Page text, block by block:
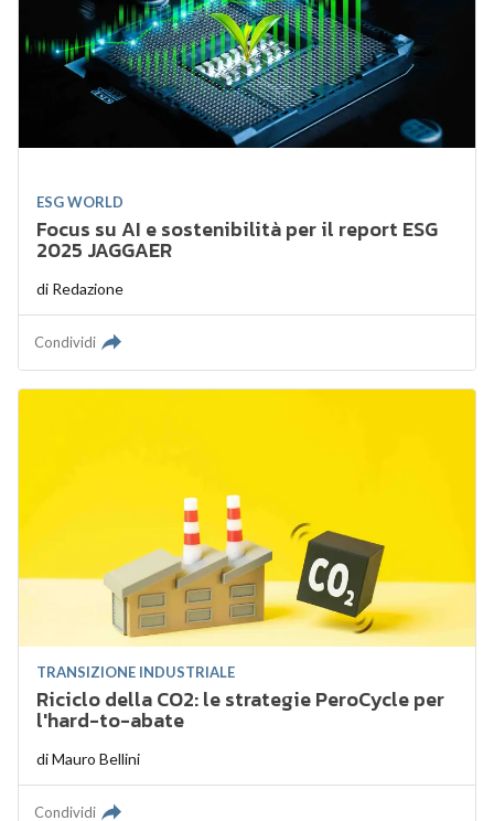
ESG WORLD
Focus su AI e sostenibilità per il report ESG
2025 JAGGAER
di Redazione
Condividi
TRANSIZIONE INDUSTRIALE
Riciclo della CO2: le strategie PeroCycle per
l'hard-to-abate
diMauro Bellini
Condividi